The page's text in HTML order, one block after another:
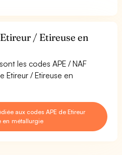
/ Etireuse en
les codes APE / NAF
Etireur / Etireuse en
aux codes APE de Etireur
en métallurgie